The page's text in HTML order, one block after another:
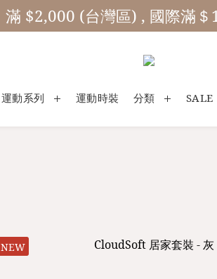
滿 $2,000 (台灣區) , 國際滿
運動系列 運動時裝 分類 SALE
NEW